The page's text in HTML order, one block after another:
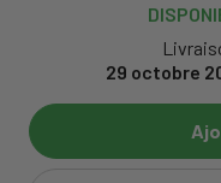
29 octobre